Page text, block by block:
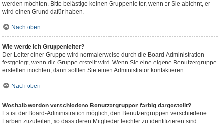
werden möchten. Bitte belästige keinen Gruppenleiter, wenn er Sie ablehnt, er
wird einen Grund dafür haben.
Nach oben
Wie werde ich Gruppenleiter?
Der Leiter einer Gruppe wird normalerweise durch die Board-Administration
festgelegt, wenn die Gruppe erstellt wird. Wenn Sie eine eigene Benutzergruppe
erstellen möchten, dann sollten Sie einen Administrator kontaktieren.
Nach oben
Weshalb werden verschiedene Benutzergruppen farbig dargestellt?
Es ist der Board-Administration möglich, den Benutzergruppen verschiedene
Farben zuzuteilen, so dass deren Mitglieder leichter zu identifizieren sind.